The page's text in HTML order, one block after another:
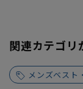
関連カテゴリ
メンズベスト